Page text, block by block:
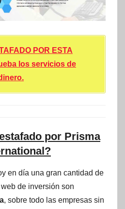
POR ESTA
los servicios de
por Prisma
en día una gran cantidad de
de inversión son
, sobre todo las empresas sin